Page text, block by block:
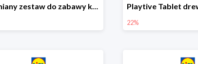
Drewniany zestaw do zabawy kolejką - farma i wiadukt
22%